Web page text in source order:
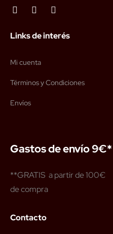
Links de interés
Mi cuenta
Términos y Condiciones
Envíos
Gastos de envío 9€*
**GRATIS a partir de 100€
de compra
Contacto